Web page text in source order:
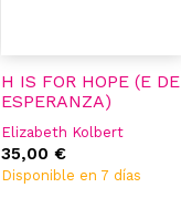
H IS FOR HOPE (E DE
ESPERANZA)
Elizabeth Kolbert
35,00 €
Disponible en 7 días